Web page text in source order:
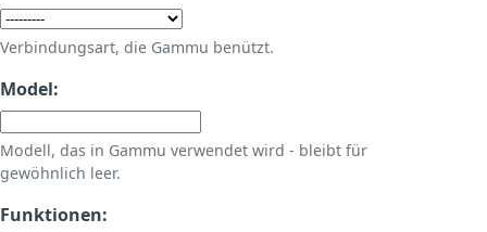
Verbindungsart, die Gammu benützt.
Model:
Modell, das in Gammu verwendet wird - bleibt für
gewöhnlich leer.
Funktionen: